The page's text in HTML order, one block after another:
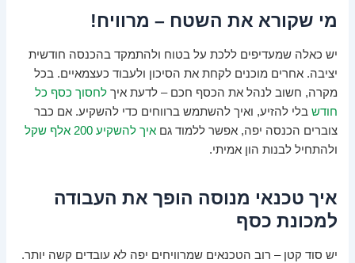
מי שקורא את השטח – מרוויח!
יש כאלה שמעדיפים ללכת על בטוח ולהתמקד בהכנסה חודשית
יציבה. אחרים מוכנים לקחת את הסיכון ולעבוד כעצמאיים. בכל
מקרה, חשוב לנהל את הכסף חכם – לדעת איךלחסוך כסף כל
חודש בלי להזיע, ואיך להשתמש ברווחים כדי להשקיע. אם כבר
צוברים הכנסה יפה, אפשר ללמוד גםאיך להשקיע 200 אלף שקל
ולהתחיל לבנות הון אמיתי.
איך טכנאי מנוסה הופך את העבודה
למכונת כסף
יש סוד קטן – רוב הטכנאים שמרוויחים יפה לא עובדים קשה יותר.